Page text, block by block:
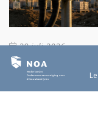
29 juli 2026